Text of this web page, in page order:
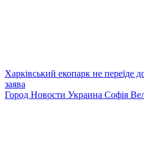
Харківський екопарк не переїде
заява
Город Новости Украина Софія